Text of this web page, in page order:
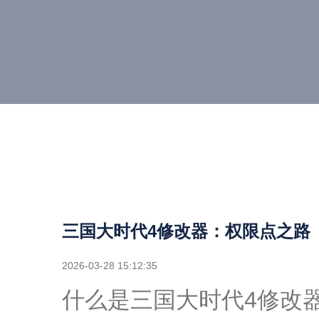
三国大时代4修改器：权限点之路
2026-03-28 15:12:35
什么是三国大时代4修改